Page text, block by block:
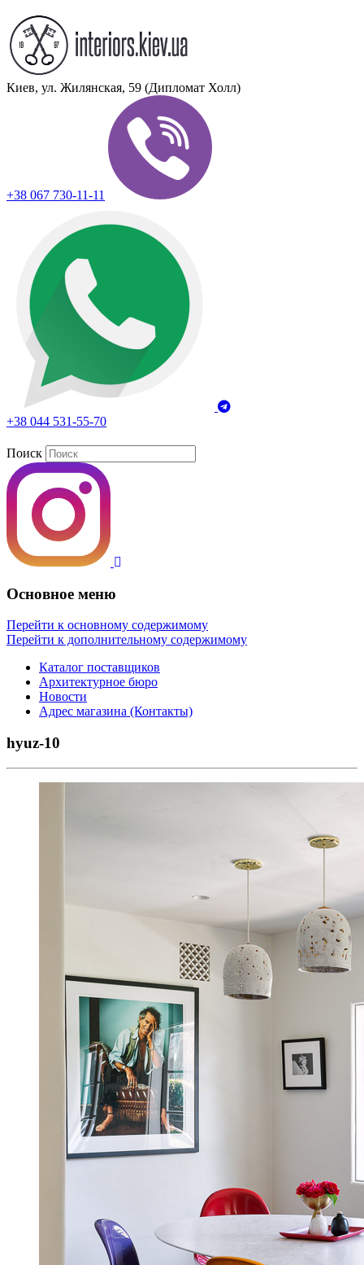
Киев, ул. Жилянская, 59 (Дипломат Холл)
+38 067 730-11-11
+38 044 531-55-70
Поиск
Основное меню
Перейти к основному содержимому
Перейти к дополнительному содержимому
Каталог поставщиков
Архитектурное бюро
Новости
Адрес магазина (Контакты)
hyuz-10